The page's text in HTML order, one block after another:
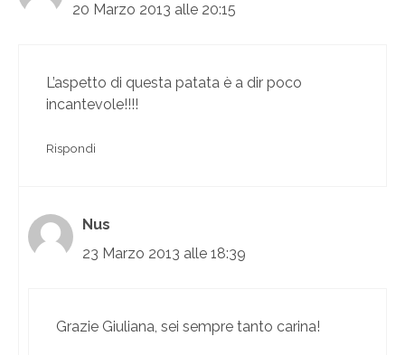
20 Marzo 2013 alle 20:15
L’aspetto di questa patata è a dir poco
incantevole!!!!
Rispondi
Nus
23 Marzo 2013 alle 18:39
Grazie Giuliana, sei sempre tanto carina!